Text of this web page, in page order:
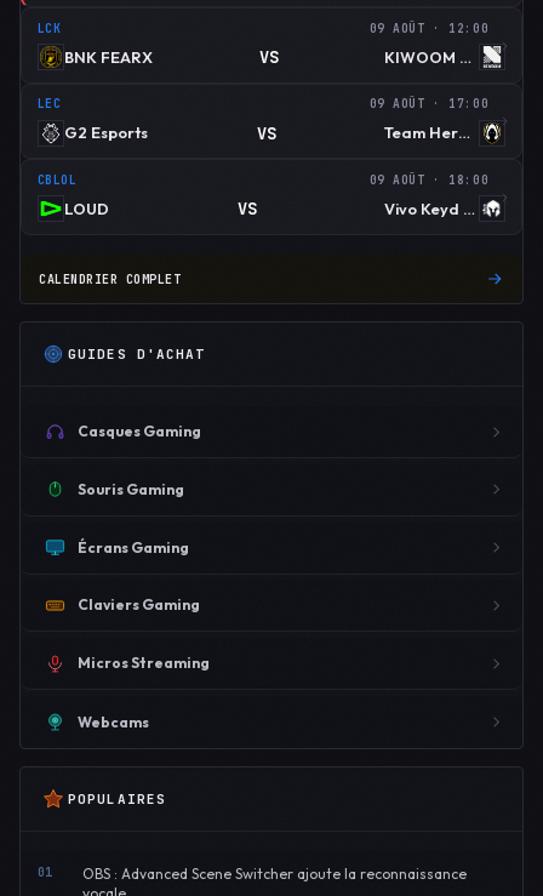
LCK 09 AOÛT · 12:00
BNK FEARX VS KIWOOM DRX
LEC 09 AOÛT · 17:00
G2 Esports VS Team Heretics
CBLOL 09 AOÛT · 18:00
LOUD VS Vivo Keyd Stars
CALENDRIER COMPLET
GUIDES D'ACHAT
Casques Gaming
Souris Gaming
Écrans Gaming
Claviers Gaming
Micros Streaming
Webcams
POPULAIRES
01
OBS : Advanced Scene Switcher ajoute la reconnaissance